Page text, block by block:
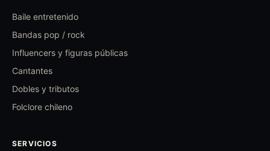
Baile entretenido
Bandas pop / rock
Influencers y figuras públicas
Cantantes
Dobles y tributos
Folclore chileno
SERVICIOS